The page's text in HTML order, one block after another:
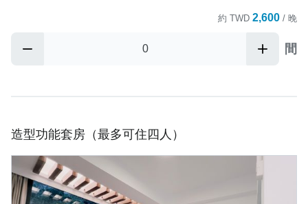
約 TWD 2,600 / 晚
間
造型功能套房（最多可住四人）